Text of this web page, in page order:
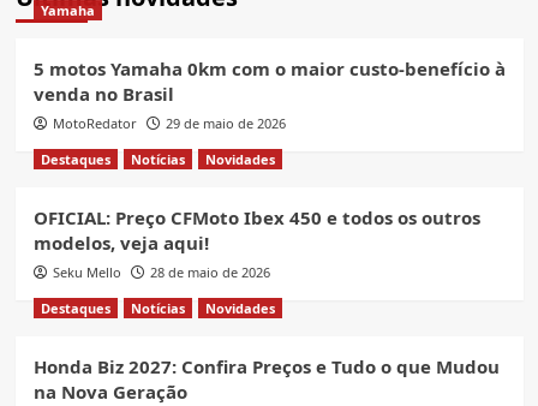
Yamaha
5 motos Yamaha 0km com o maior custo-benefício à
venda no Brasil
MotoRedator
29 de maio de 2026
Destaques
Notícias Novidades
OFICIAL: Preço CFMoto Ibex 450 e todos os outros
modelos, veja aqui!
Seku Mello
28 de maio de 2026
Destaques
Notícias Novidades
Honda Biz 2027: Confira Preços e Tudo o que Mudou
na Nova Geração